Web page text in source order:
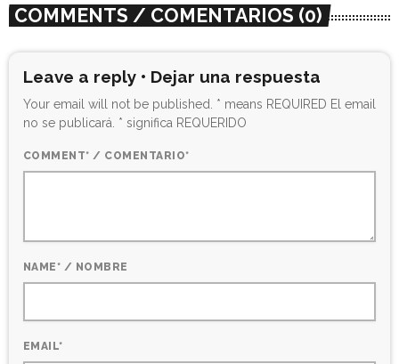
COMMENTS / COMENTARIOS (0)
Leave a reply • Dejar una respuesta
Your email will not be published. * means REQUIRED El email
no se publicará. * significa REQUERIDO
COMMENT* / COMENTARIO*
NAME* / NOMBRE
EMAIL*